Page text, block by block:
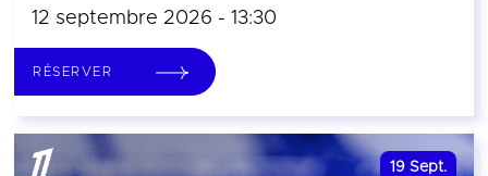
12 septembre 2026 - 13:30
RÉSERVER
19 Sept.